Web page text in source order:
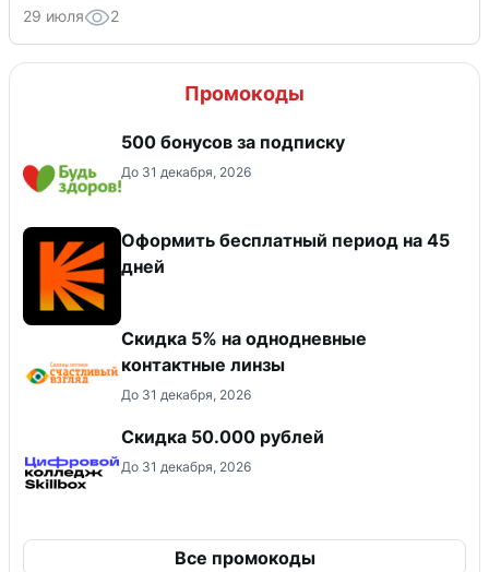
29 июля 2
Промокоды
500 бонусов за подписку
До 31 декабря, 2026
Оформить бесплатный период на 45
дней
Скидка 5% на однодневные
контактные линзы
До 31 декабря, 2026
Скидка 50.000 рублей
До 31 декабря, 2026
Все промокоды